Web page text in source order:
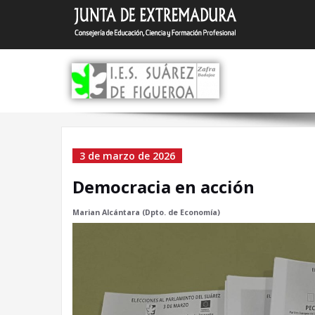
Democracia en
3 de marzo de 2026
Democracia en acción
Marian Alcántara (Dpto. de Economía)